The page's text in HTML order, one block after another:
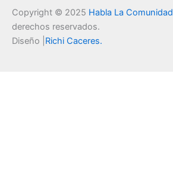
Copyright © 2025 Habla La Comunidad
derechos reservados.
Diseño | Richi Caceres.